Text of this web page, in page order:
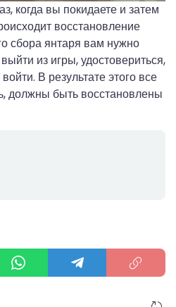
когда вы покидаете и затем
восстановление
сбора янтаря вам нужно
из игры, удостовериться,
В результате этого все
должны быть восстановлены